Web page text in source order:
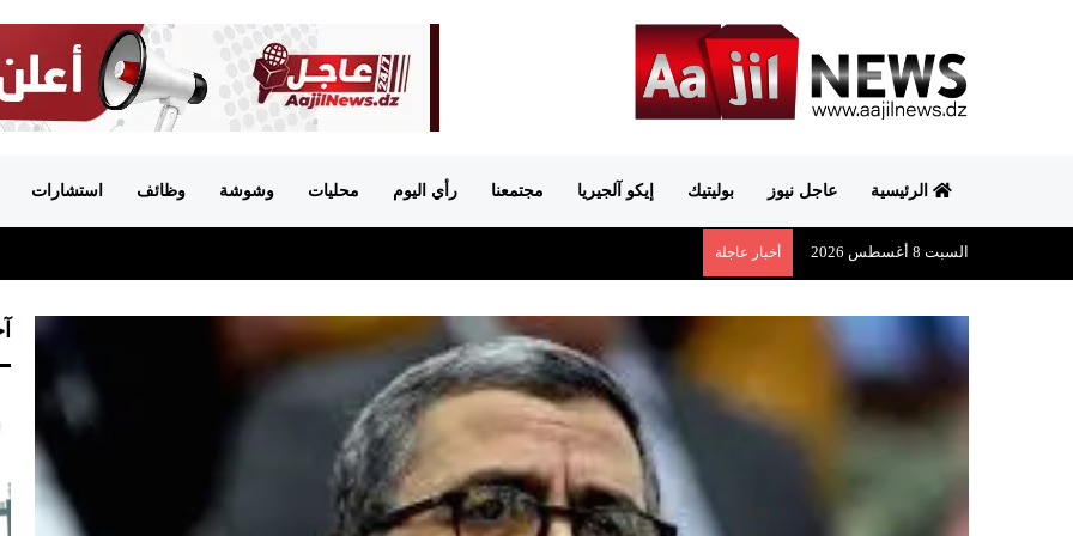
الرئيسية عاجل نيوز بوليتيك إيكو آلجيريا مجتمعنا رأي اليوم محليات وشوشة وظائف استشارات
السبت 8 أغسطس 2026 أخبار عاجلة